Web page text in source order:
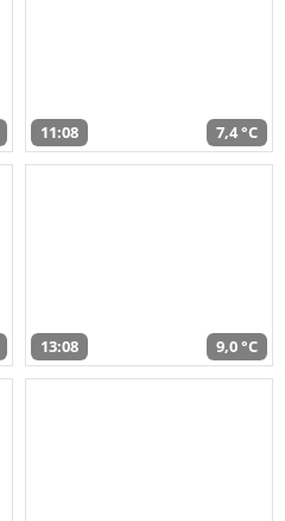
11:08 7,4 °C
13:08 9,0 °C